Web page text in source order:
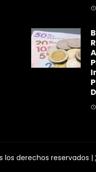
los derechos reservados |